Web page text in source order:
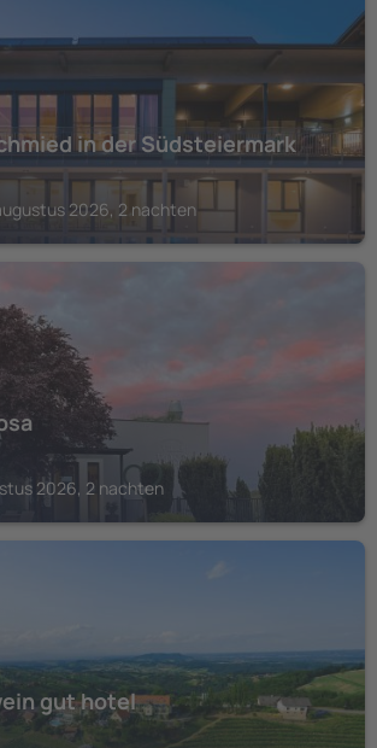
in der Südsteiermark
2026, 2 nachten
2026, 2 nachten
gut hotel